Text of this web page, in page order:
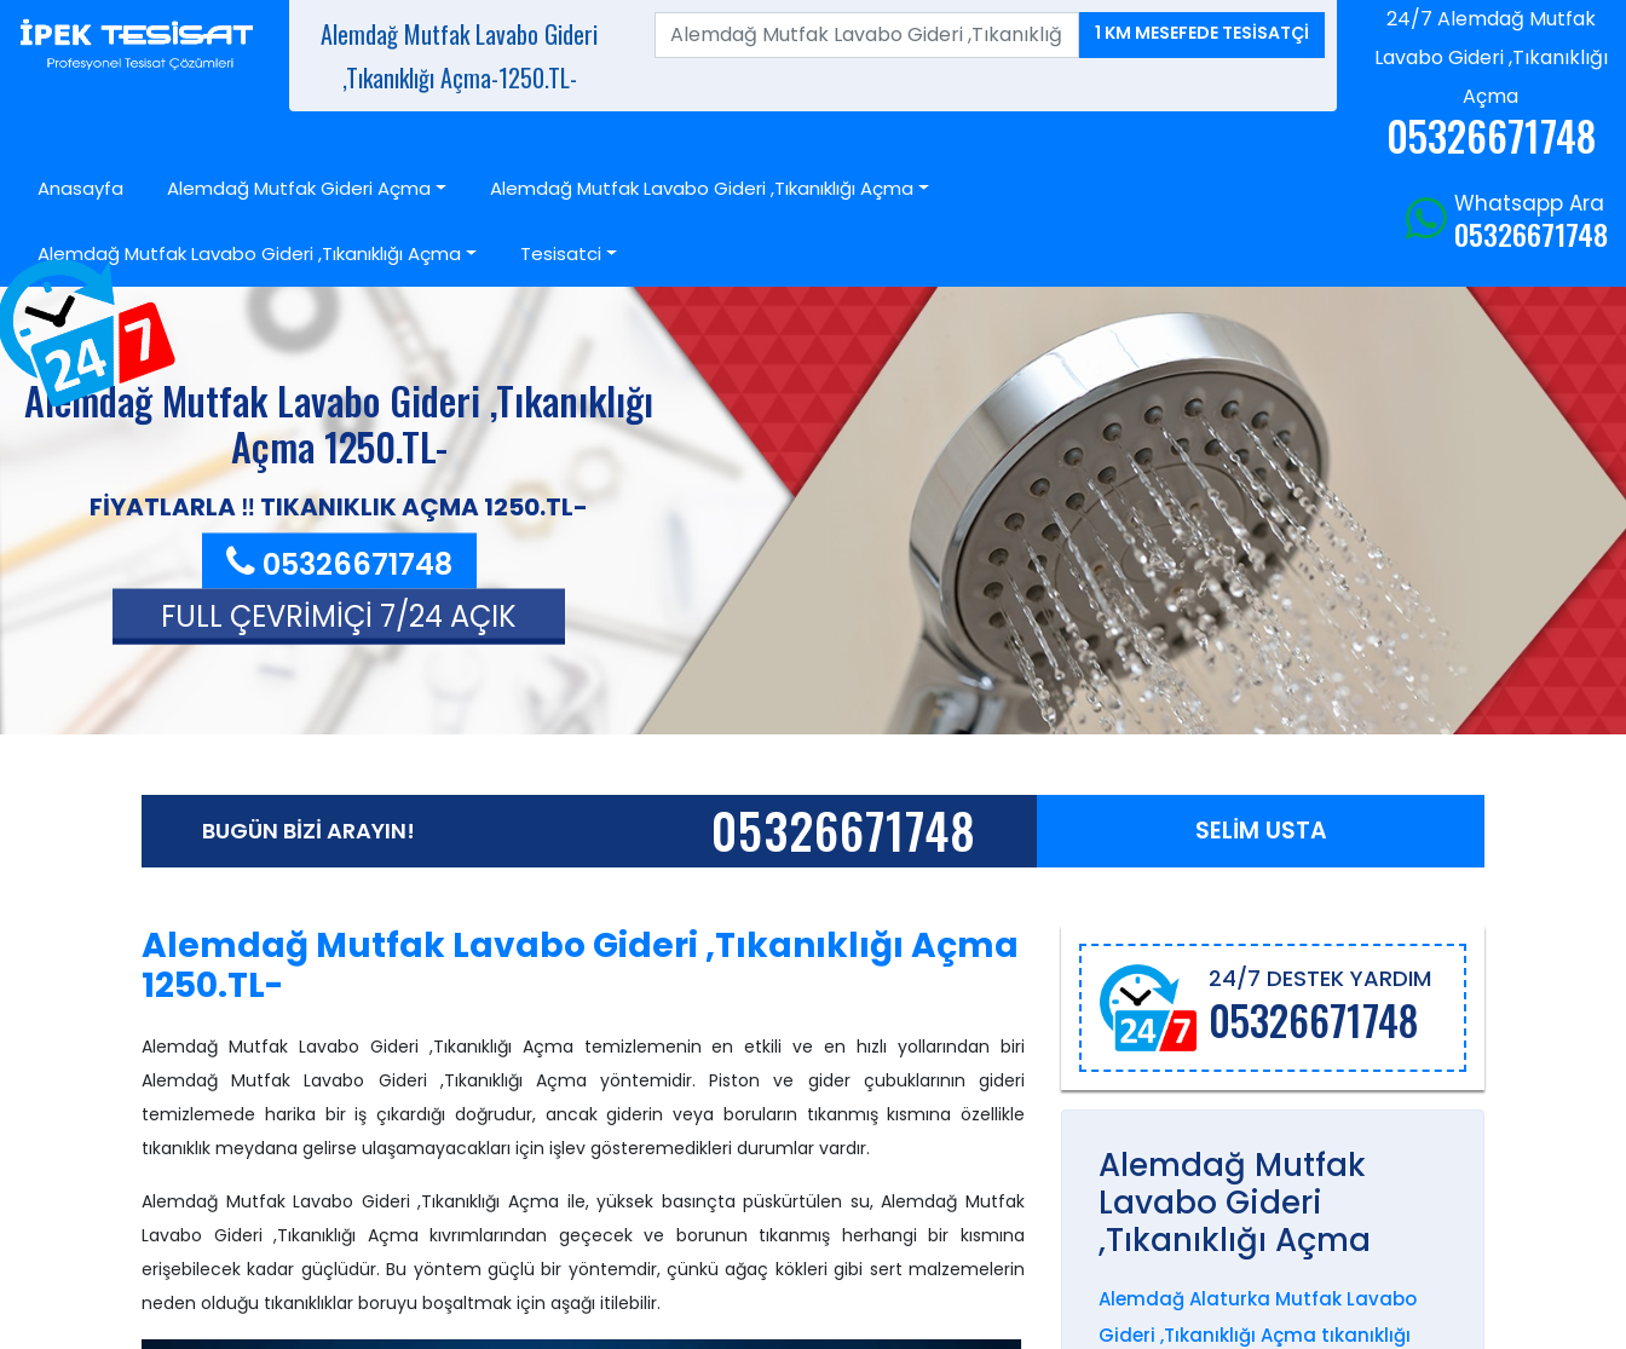
Alemdağ Mutfak Lavabo Gideri
,Tıkanıklığı Açma-1250.TL-
1 KM MESEFEDE TESİSATÇİ
24/7 Alemdağ Mutfak
Lavabo Gideri ,Tıkanıklığı
Açma
05326671748
Anasayfa Alemdağ Mutfak Gideri Açma Alemdağ Mutfak Lavabo Gideri ,Tıkanıklığı Açma
Alemdağ Mutfak Lavabo Gideri ,Tıkanıklığı Açma Tesisatci
Whatsapp Ara
05326671748
Alemdağ Mutfak Lavabo Gideri ,Tıkanıklığı
Açma 1250.TL-
FİYATLARLA ‼️ TIKANIKLIK AÇMA 1250.TL-
05326671748
FULL ÇEVRİMİÇİ 7/24 AÇIK
BUGÜN BİZİ ARAYIN! 05326671748 SELİM USTA
Alemdağ Mutfak Lavabo Gideri ,Tıkanıklığı Açma
1250.TL-
Alemdağ Mutfak Lavabo Gideri ,Tıkanıklığı Açma temizlemenin en etkili ve en hızlı yollarından biri
Alemdağ Mutfak Lavabo Gideri ,Tıkanıklığı Açma yöntemidir. Piston ve gider çubuklarının gideri
temizlemede harika bir iş çıkardığı doğrudur, ancak giderin veya boruların tıkanmış kısmına özellikle
tıkanıklık meydana gelirse ulaşamayacakları için işlev gösteremedikleri durumlar vardır.
Alemdağ Mutfak Lavabo Gideri ,Tıkanıklığı Açma ile, yüksek basınçta püskürtülen su, Alemdağ Mutfak
Lavabo Gideri ,Tıkanıklığı Açma kıvrımlarından geçecek ve borunun tıkanmış herhangi bir kısmına
erişebilecek kadar güçlüdür. Bu yöntem güçlü bir yöntemdir, çünkü ağaç kökleri gibi sert malzemelerin
neden olduğu tıkanıklıklar boruyu boşaltmak için aşağı itilebilir.
24/7 DESTEK YARDIM
05326671748
Alemdağ Mutfak
Lavabo Gideri
,Tıkanıklığı Açma
Alemdağ Alaturka Mutfak Lavabo
Gideri ,Tıkanıklığı Açma tıkanıklığı